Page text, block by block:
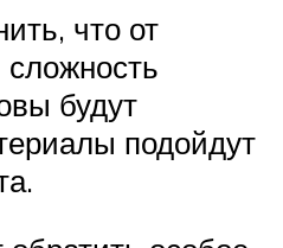
что от
будут
подойдут